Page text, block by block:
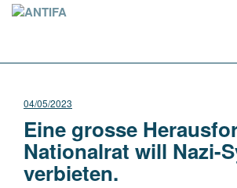
04/05/2023
Eine grosse
Nationalrat will Nazi-
verbieten.